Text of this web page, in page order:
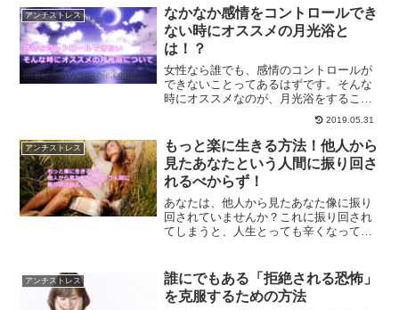
てご紹介します。
アンチストレス
なかなか感情をコントロールでき
ない時にオススメの月光浴と
は！？
女性なら誰でも、感情のコントロールが
できないことってあるはずです。そんな
時にオススメなのが、月光浴をすること
です。どんな時でも、月からのエネルギ
ーを受けることができます。感情のコン
トロールに月光浴がオススメな理由をご
紹介します。
2019.05.31
アンチストレス
もっと楽に生きる方法！他人から
見たあなたという人間に振り回さ
れるべからず！
あなたは、他人から見たあなた像に振り
回されていませんか？これに振り回され
てしまうと、人生とっても辛くなってし
ないことでもっと楽に生きる方法です。
アンチストレス
誰にでもある「拒絶される恐怖」
を克服するための方法